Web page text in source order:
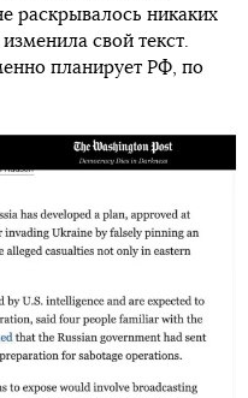
раскрывалось никаких
свой текст.
планирует РФ, по